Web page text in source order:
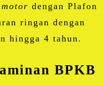
dengan Plafon
ringan dengan
hingga 4 tahun.
BPKB